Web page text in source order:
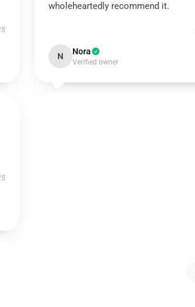
wholeheartedly recommend it.
N Nora
Verified owner